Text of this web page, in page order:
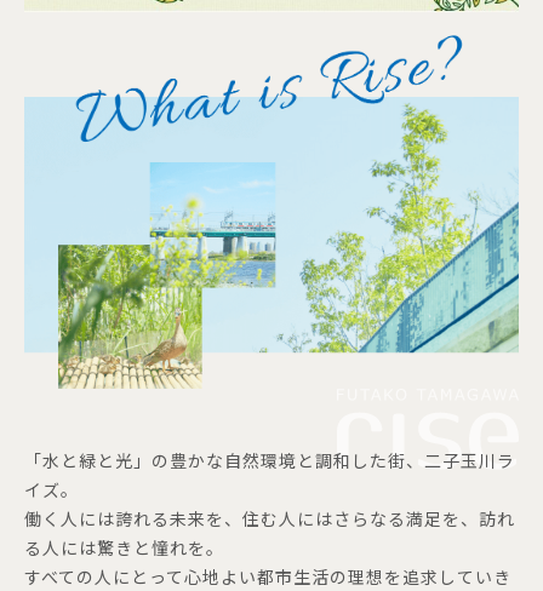
「水と緑と光」の豊かな自然環境と調和した街、二子玉川ラ
イズ。
働く人には誇れる未来を、住む人にはさらなる満足を、訪れ
る人には驚きと憧れを。
すべての人にとって心地よい都市生活の理想を追求していき